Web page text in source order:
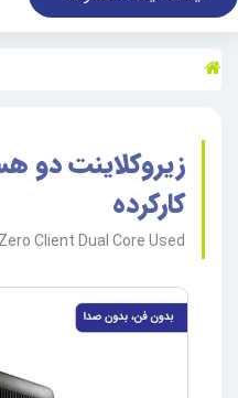
کارکرده
Client Dual Core Used